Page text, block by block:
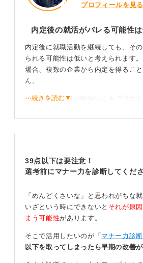
プロフィールを見る
内定後の就活がバレる可能性
内定後に就職活動を継続しても、そ
られる可能性は低いと考えられます
場合、複数の企業から内定を得るこ
ん。
そのため、自身が納得いくまで活動を
けることで既存の内定が取り消され
法的にも問題ないが、内定辞退す
を持ち誠実に対応しよう
を継続すること自体に問題はありま
を辞退する場合は、その企業よりも
あるという明確な理由があるべきです
内定を得た企業への入社意欲の度合
むやみに多くの企業を受け続けるこ
⋯続きを読む▼
39点以下は要注意！
選考前にマナー力を診断してくだ
「めんどくさいな」と思われがちな
いざという時にできないと それが原
まう可能性があります。
そこで活用したいのが「 マナー力診断
以下を取ってしまったら早期の改善